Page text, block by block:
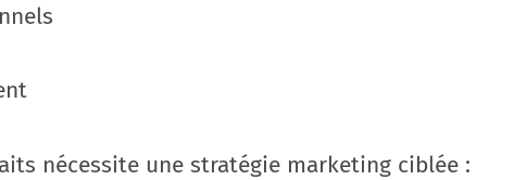
nécessite une stratégie marketing ciblée :